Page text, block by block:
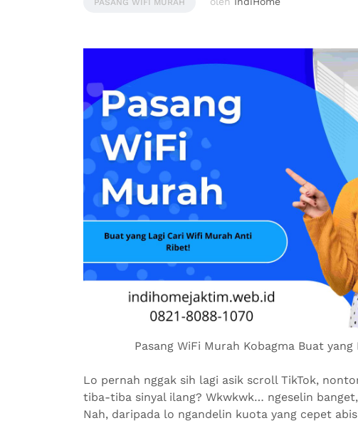
PASANG WIFI MURAH
Pasang WiFi Murah Kobagma Buat
Lo pernah nggak sih lagi asik scroll TikTok,
tiba-tiba sinyal ilang? Wkwkwk… ngeselin
Nah, daripada lo ngandelin kuota yang cepet